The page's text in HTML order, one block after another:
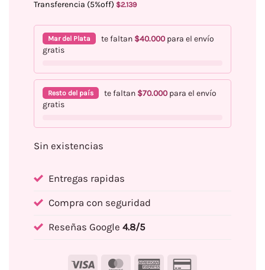
Transferencia (5%off) $2.139
Mar del Plata te faltan $40.000para el envío
gratis
Resto del país te faltan $70.000para el envío
gratis
Sin existencias
Entregas rapidas
Compra con seguridad
Reseñas Google 4.8/5
Visa MasterCardAmerican